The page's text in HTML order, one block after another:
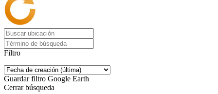
Filtro
Guardar filtro Google Earth
Cerrar búsqueda